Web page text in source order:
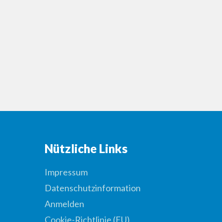
Nützliche Links
Impressum
Datenschutzinformation
Anmelden
Cookie-Richtlinie (EU)